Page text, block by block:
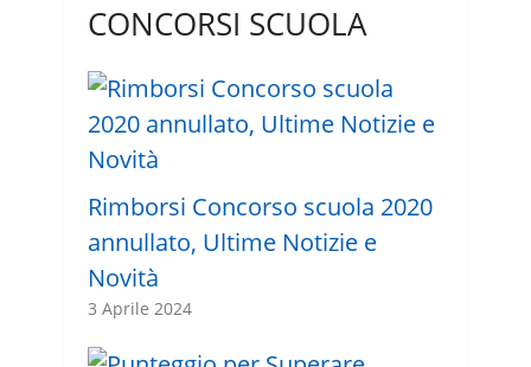
CONCORSI SCUOLA
Rimborsi Concorso scuola 2020
annullato, Ultime Notizie e
Novità
3 Aprile 2024